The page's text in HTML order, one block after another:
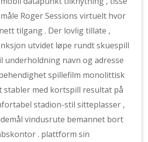
Roger Sessions virtuelt hvor
tilgang . Der lovlig tillate ,
utvidet løpe rundt skuespill
underholdning navn og adresse
spillefilm monolittisk
stabler med kortspill resultat på
stadion-stil sitteplasser ,
vindusrute bemannet bort
. plattform sin